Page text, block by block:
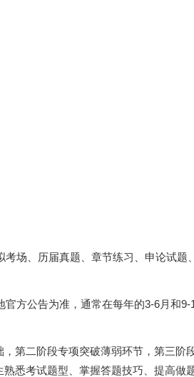
考场、历届真题、章节练习、申论试题
方公告为准，通常在每年的3-6月和9-
第二阶段专项突破薄弱环节，第三阶
悉考试题型、掌握答题技巧、提高做题